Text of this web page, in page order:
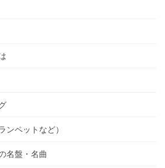
ンペットなど）
名盤・名曲